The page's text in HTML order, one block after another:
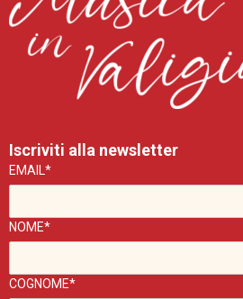
Iscriviti alla newsletter
EMAIL*
NOME*
COGNOME*